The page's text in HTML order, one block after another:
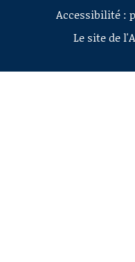
Accessibilité :
Le site de